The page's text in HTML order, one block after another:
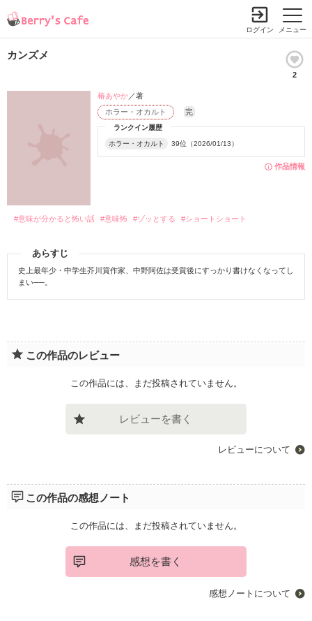
メニュー
ログイン
カンズメ
2
作品情報
ランクイン履歴
ホラー・オカルト 39位（2026/01/13）
ホラー・オカルト 完
椿あやか／著
#意味が分かると怖い話 #意味怖 #ゾッとする #ショートショート
あらすじ
史上最年少・中学生芥川賞作家、中野阿佐は受賞後にすっかり書けなくなってし
まい──。
この作品のレビュー
この作品には、まだ投稿されていません。
レビューを書く
レビューについて
この作品の感想ノート
この作品には、まだ投稿されていません。
感想を書く
感想ノートについて